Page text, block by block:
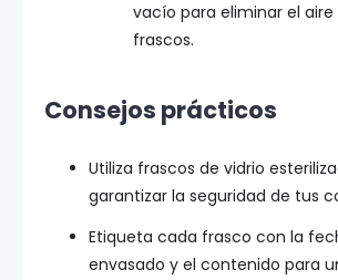
vacío para eliminar el aire
frascos.
Consejos prácticos
Utiliza frascos de vidrio
garantizar la seguridad de tus
Etiqueta cada frasco con la
envasado y el contenido para